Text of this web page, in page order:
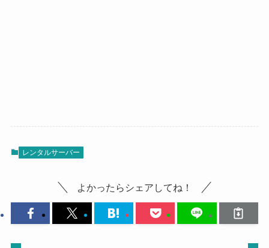
レンタルサーバー
よかったらシェアしてね！